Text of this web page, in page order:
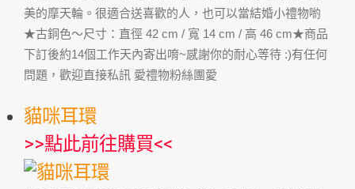
美的摩天輪。很適合送喜歡的人，也可以當結婚小禮物喲
★古銅色～尺寸：直徑 42 cm / 寬 14 cm / 高 46 cm★商品
下訂後約14個工作天內寄出唷~感謝你的耐心等待 :)有任何
問題，歡迎直接私訊 愛禮物粉絲團愛
貓咪耳環
>>點此前往購買<<